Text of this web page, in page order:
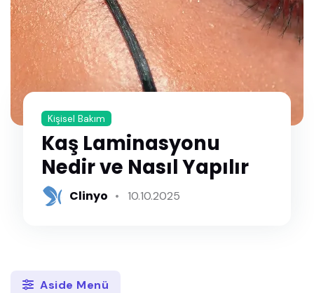
Kişisel Bakım
Kaş Laminasyonu
Nedir ve Nasıl Yapılır
Clinyo 10.10.2025
Aside Menü